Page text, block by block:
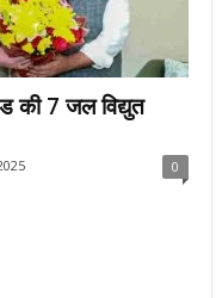
की 7 जल विद्युत
0